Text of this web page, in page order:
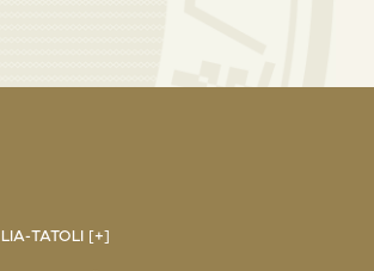
LIA-TATOLI [+]